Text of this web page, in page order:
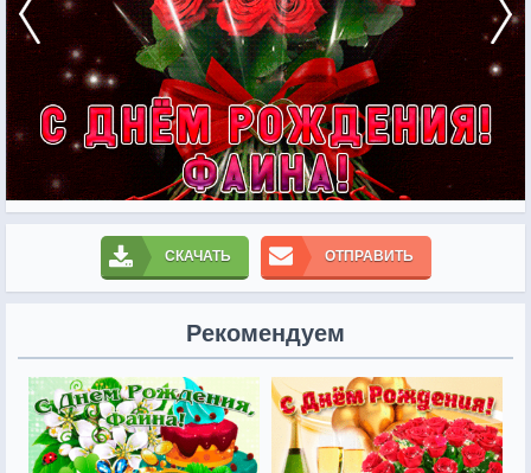
СКАЧАТЬ ОТПРАВИТЬ
Рекомендуем